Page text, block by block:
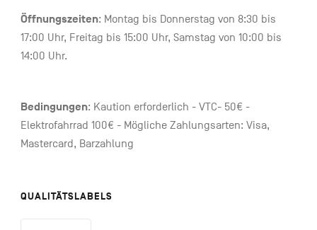
Öffnungszeiten: Montag bis Donnerstag von 8:30 bis
17:00 Uhr, Freitag bis 15:00 Uhr, Samstag von 10:00 bis
14:00 Uhr.
Bedingungen: Kaution erforderlich - VTC- 50€ -
Elektrofahrrad 100€ - Mögliche Zahlungsarten: Visa,
Mastercard, Barzahlung
QUALITÄTSLABELS